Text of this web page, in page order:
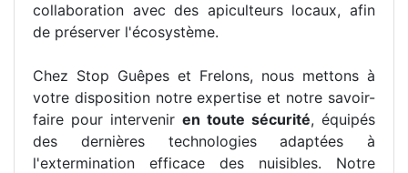
collaboration avec des apiculteurs locaux, afin
de préserver l'écosystème.
Chez Stop Guêpes et Frelons, nous mettons à
votre disposition notre expertise et notre savoir-
faire pour intervenir en toute sécurité, équipés
des dernières technologies adaptées à
l'extermination efficace des nuisibles. Notre